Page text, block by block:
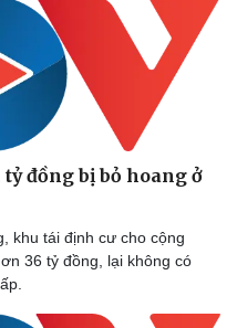
đồng bị bỏ hoang ở
khu tái định cư cho cộng
36 tỷ đồng, lại không có